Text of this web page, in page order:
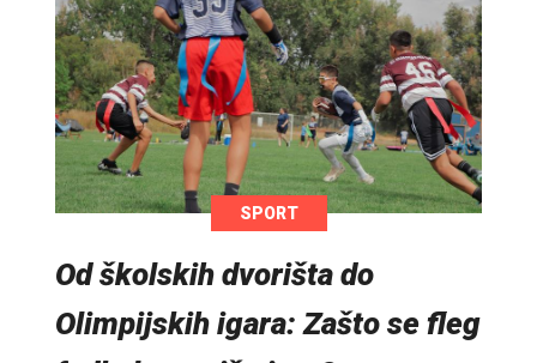
SPORT
Od školskih dvorišta do
Olimpijskih igara: Zašto se fleg